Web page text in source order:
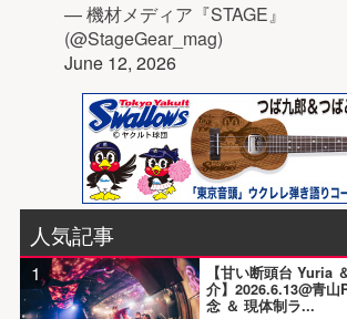
— 機材メディア『STAGE』
(@StageGear_mag)
June 12, 2026
人気記事
1
【甘い断頭台 Yuria
介】2026.6.13@青
念 ＆ 現体制ラ...